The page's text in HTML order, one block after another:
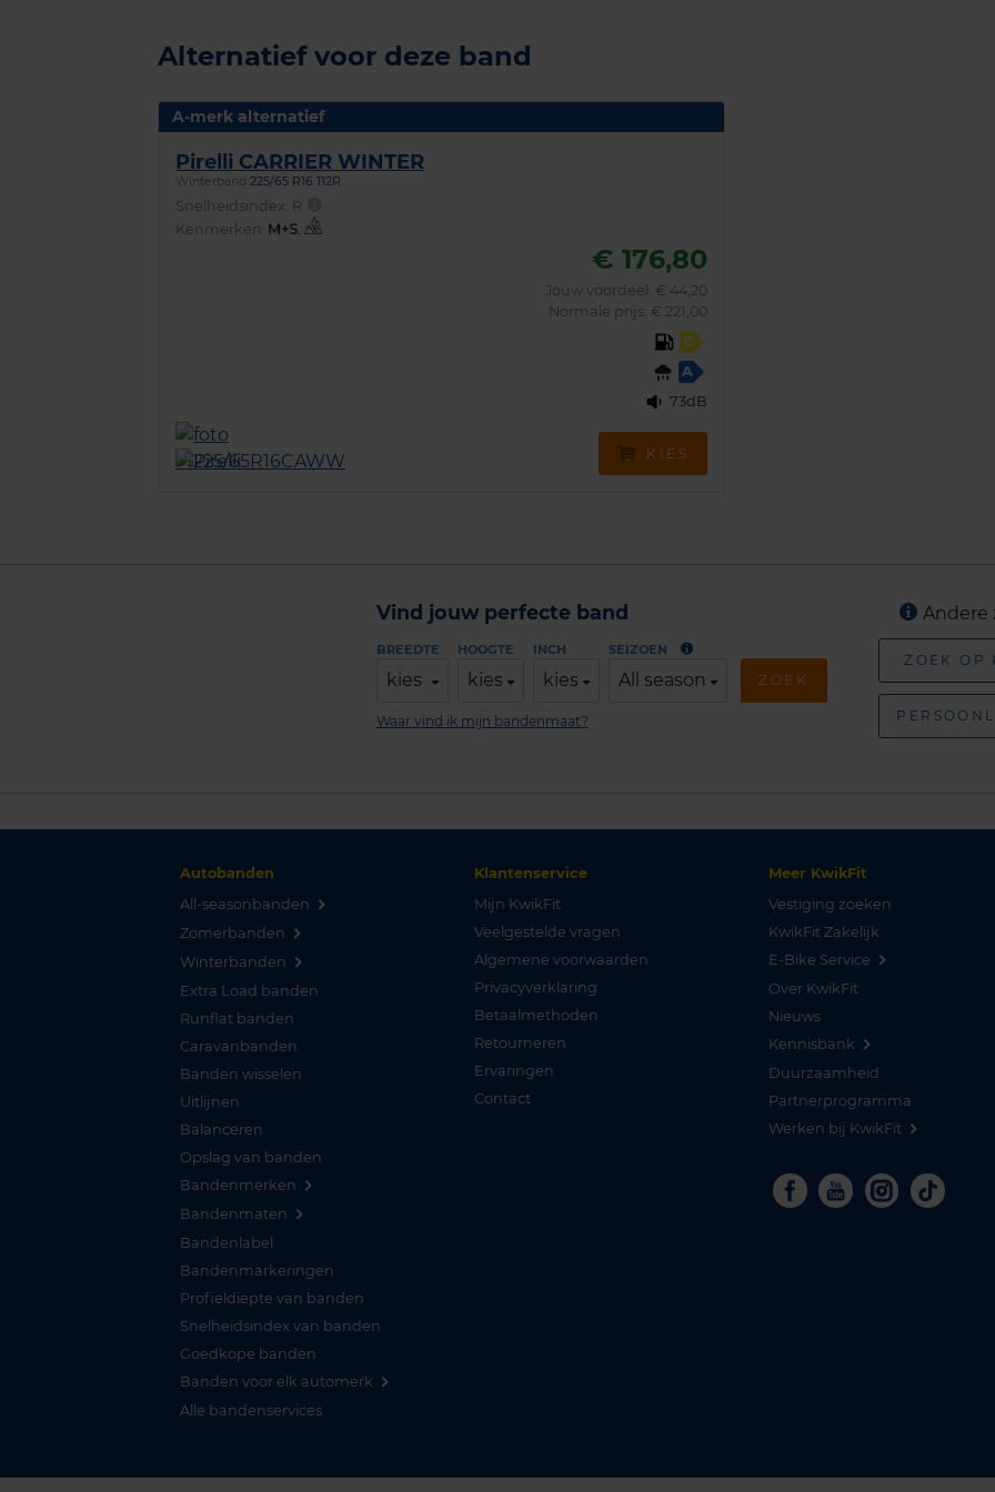
Alternatief voor deze band
A-merk alternatief
Pirelli CARRIER WINTER
Winterband 225/65 R16 112R
Snelheidsindex: R
Kenmerken:
,
€ 176,80
Jouw voordeel: € 44,20
Normale prijs: € 221,00
C
A
73dB
KIES
Vind jouw perfecte band
BREEDTE
kies
HOOGTE
kies
INCH
kies
SEIZOEN
All season ZOEK
Waar vind ik mijn bandenmaat?
Andere
ZOEK OP
Autobanden
All-seasonbanden
Zomerbanden
Winterbanden
Extra Load banden
Runflat banden
Caravanbanden
Banden wisselen
Uitlijnen
Balanceren
Opslag van banden
Bandenmerken
Bandenmaten
Bandenlabel
Bandenmarkeringen
Profieldiepte van banden
Snelheidsindex van banden
Goedkope banden
Banden voor elk automerk
Alle bandenservices
Klantenservice
Mijn KwikFit
Veelgestelde vragen
Algemene voorwaarden
Privacyverklaring
Betaalmethoden
Retourneren
Ervaringen
Contact
Meer KwikFit
Vestiging zoeken
KwikFit Zakelijk
E-Bike Service
Over KwikFit
Nieuws
Kennisbank
Duurzaamheid
Partnerprogramma
Werken bij KwikFit
Facebook
Youtube